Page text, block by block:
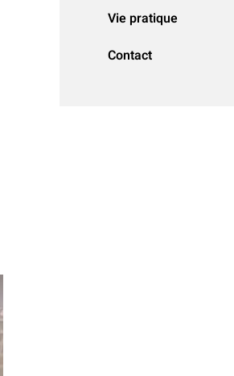
Vie pratique
Contact